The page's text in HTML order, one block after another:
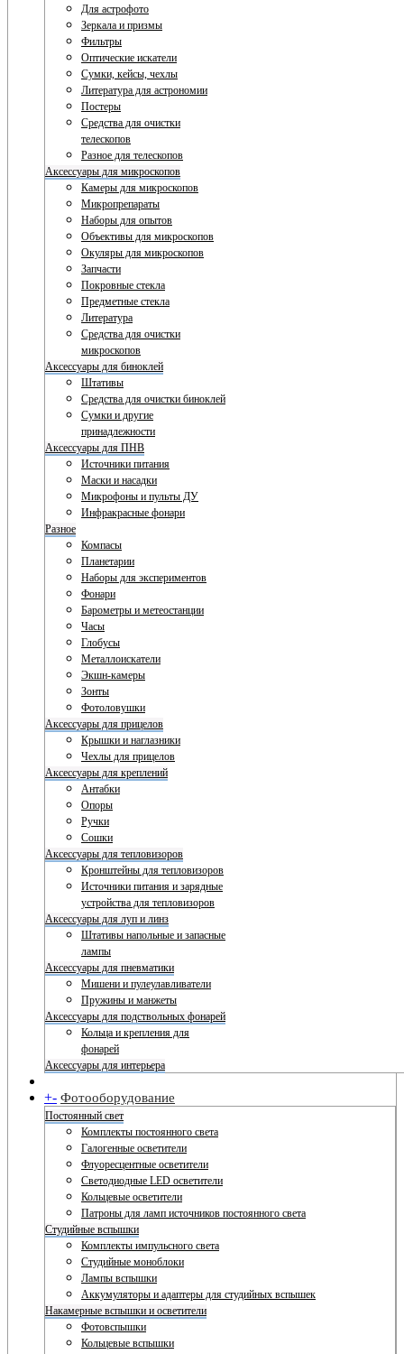
Для астрофото
Зеркала и призмы
Фильтры
Оптические искатели
Сумки, кейсы, чехлы
Литература для астрономии
Постеры
Средства для очистки
телескопов
Разное для телескопов
Аксессуары для микроскопов
Камеры для микроскопов
Микропрепараты
Наборы для опытов
Объективы для микроскопов
Окуляры для микроскопов
Запчасти
Покровные стекла
Предметные стекла
Литература
Средства для очистки
микроскопов
Аксессуары для биноклей
Штативы
Средства для очистки биноклей
Сумки и другие
принадлежности
Аксессуары для ПНВ
Источники питания
Маски и насадки
Микрофоны и пульты ДУ
Инфракрасные фонари
Разное
Компасы
Планетарии
Наборы для экспериментов
Фонари
Барометры и метеостанции
Часы
Глобусы
Металлоискатели
Экшн-камеры
Зонты
Фотоловушки
Аксессуары для прицелов
Крышки и наглазники
Чехлы для прицелов
Аксессуары для креплений
Антабки
Опоры
Ручки
Сошки
Аксессуары для тепловизоров
Кронштейны для тепловизоров
Источники питания и зарядные
устройства для тепловизоров
Аксессуары для луп и линз
Штативы напольные и запасные
лампы
Аксессуары для пневматики
Мишени и пулеулавливатели
Пружины и манжеты
Аксессуары для подствольных фонарей
Кольца и крепления для
фонарей
Аксессуары для интерьера
+- Фотооборудование
Постоянный свет
Комплекты постоянного света
Галогенные осветители
Флуоресцентные осветители
Светодиодные LED осветители
Кольцевые осветители
Патроны для ламп источников постоянного света
Студийные вспышки
Комплекты импульсного света
Студийные моноблоки
Лампы вспышки
Аккумуляторы и адаптеры для студийных вспышек
Накамерные вспышки и осветители
Фотовспышки
Кольцевые вспышки